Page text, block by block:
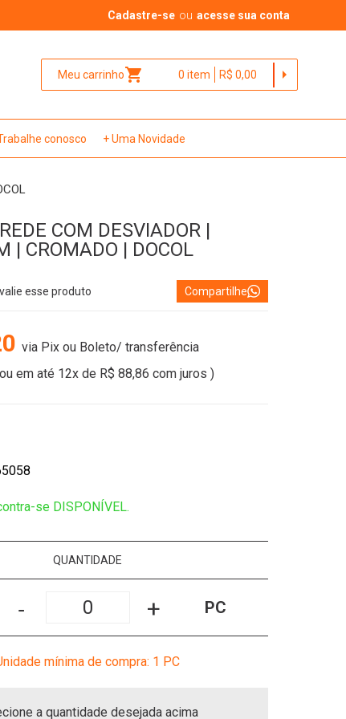
Cadastre-se ou acesse sua conta
Meu carrinhoshopping_cart 0item R$ 0,00 arrow_right
conosco + Uma Novidade
COM DESVIADOR |
| CROMADO | DOCOL
esse produto
Compartilhe
via Pix ou Boleto/ transferência
em até 12x de R$ 88,86 com juros )
se DISPONÍVEL.
QUANTIDADE
- + PC
mínima de compra: 1 PC
a quantidade desejada acima